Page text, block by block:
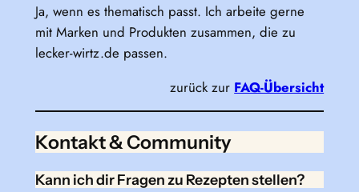
Ja, wenn es thematisch passt. Ich arbeite gerne
mit Marken und Produkten zusammen, die zu
lecker-wirtz.de passen.
zurück zur FAQ-Übersicht
Kontakt & Community
Kann ich dir Fragen zu Rezepten stellen?